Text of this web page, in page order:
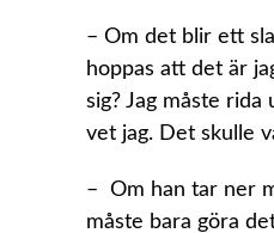
– Om det blir ett
hoppas att det är
sig? Jag måste
vet jag. Det skulle
– Om han tar ner
måste bara göra